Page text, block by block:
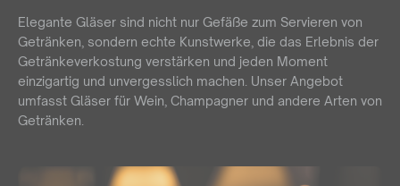
Elegante Gläser sind nicht nur Gefäße zum Servieren von
Getränken, sondern echte Kunstwerke, die das Erlebnis der
Getränkeverkostung verstärken und jeden Moment
einzigartig und unvergesslich machen. Unser Angebot
umfasst Gläser für Wein, Champagner und andere Arten von
Getränken.